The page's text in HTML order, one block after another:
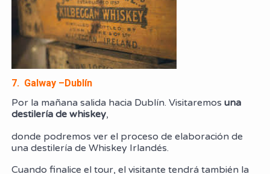
7. Galway –Dublín
Por la mañana salida hacia Dublín. Visitaremos una
destilería de whiskey,
donde podremos ver el proceso de elaboración de
una destilería de Whiskey Irlandés.
Cuando finalice el tour, el visitante tendrá también la